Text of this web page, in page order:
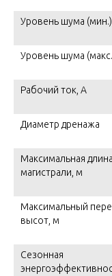
Уровень шума
Уровень шума
Рабочий ток, А
Диаметр дренажа
Максимальная длина
магистрали, м
Максимальный
высот, м
Сезонная